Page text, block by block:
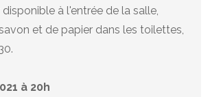
à l'entrée de la salle,
et de papier dans les toilettes,
à 20h